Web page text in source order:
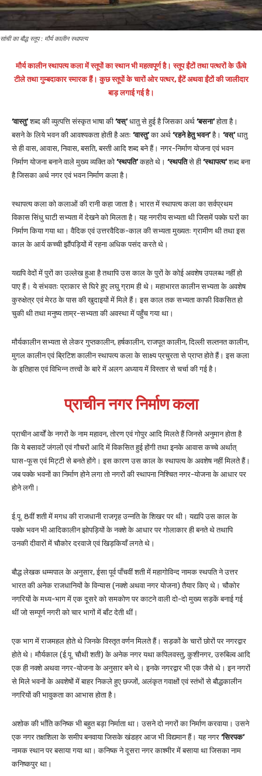
सांची का बौद्ध स्तूप : मौर्य कालीन स्थापत्य
मौर्य कालीन स्थापत्य कला में स्तूपों का स्थान भी महत्वपूर्ण है। स्तूप ईंटों तथा पत्थरों के ऊँचे
टीले तथा गुम्बदाकार स्मारक हैं। कुछ स्तूपों के चारों ओर पत्थर, ईंटें अथवा ईंटों की जालीदार
बाड़ लगाई गई है।
‘वास्तु’शब्द की व्युत्पत्ति संस्कृत भाषा की ‘वस्’धातु से हुई है जिसका अर्थ ‘बसना’होता है।
बसने के लिये भवन की आवश्यकता होती है अतः ‘वास्तु’का अर्थ ‘रहने हेतु भवन’है। ‘वस्’धातु
से ही वास, आवास, निवास, बसति, बस्ती आदि शब्द बने हैं। नगर-निर्माण योजना एवं भवन
निर्माण योजना बनाने वाले मुख्य व्यक्ति को ‘स्थपति’कहते थे। ‘स्थपतिसे ही ‘स्थापत्य’शब्द बना
है जिसका अर्थ नगर एवं भवन निर्माण कला है।
स्थापत्य कला को कलाओं की रानी कहा जाता है। भारत में स्थापत्य कला का सर्वप्रथम
विकास सिंधु घाटी सभ्यता में देखने को मिलता है। यह नगरीय सभ्यता थी जिसमें पक्के घरों का
निर्माण किया गया था। वैदिक एवं उत्तरवैदिक-काल की सभ्यता मुख्यतः ग्रामीण थी तथा इस
काल के आर्य कच्ची झौंपड़ियों में रहना अधिक पसंद करते थे।
यद्यपि वेदों में पुरों का उल्लेख हुआ है तथापि उस काल के पुरों के कोई अवशेष उपलब्ध नहीं हो
पाए हैं। ये संभवतः प्राकार से घिरे हुए लघु ग्राम ही थे। महाभारत कालीन सभ्यता के अवशेष
कुरुक्षेत्र एवं मेरठ के पास की खुदाइयों में मिले हैं। इस काल तक सभ्यता काफी विकसित हो
चुकी थी तथा मनुष्य ताम्र-सभ्यता की अवस्था में पहुँच गया था।
मौर्यकालीन सभ्यता से लेकर गुप्तकालीन, हर्षकालीन, राजपूत कालीन, दिल्ली सल्तनत कालीन,
मुगल कालीन एवं ब्रिटिश कालीन स्थापत्य कला के साक्ष्य प्रचुरता से प्राप्त होते हैं। इस कला
के इतिहास एवं विभिन्न तत्त्वों के बारे में अलग अध्याय में विस्तार से चर्चा की गई है।
प्राचीन नगर निर्माण कला
प्राचीन आर्यों के नगरों के नाम महावन, तोरण एवं गोपुर आदि मिलते हैं जिनसे अनुमान होता है
कि ये बसावटें जंगलों एवं गौचरों आदि में विकसित हुई होंगी तथा इनके आवास कच्चे अर्थात्
घास-फूस एवं मिट्टी से बनते होंगे। इस कारण उस काल के स्थापत्य के अवशेष नहीं मिलते हैं।
जब पक्के भवनों का निर्माण होने लगा तो नगरों की स्थापना निश्चित नगर-योजना के आधार पर
होने लगी।
ई.पू. 8वीं शती में मगध की राजधानी राजगृह उन्नति के शिखर पर थी। यद्यपि उस काल के
पक्के भवन भी आदिकालीन झोपड़ियों के नक्शे के आधार पर गोलाकार ही बनते थे तथापि
उनकी दीवारों में चौकोर दरवाजे एवं खिड़कियाँ लगते थे।
बौद्ध लेखक धम्मपाल के अनुसार, ईसा पूर्व पाँचवीं शती में महागोविन्द नामक स्थपति ने उत्तर
भारत की अनेक राजधानियों के विन्यास (नक्शे अथवा नगर योजना) तैयार किए थे। चौकोर
नगरियों के मध्य-भाग में एक दूसरे को समकोण पर काटने वाली दो-दो मुख्य सड़कें बनाई गई
थीं जो सम्पूर्ण नगरी को चार भागों में बाँट देती थीं।
एक भाग में राजमहल होते थे जिनके विस्तृत वर्णन मिलते हैं। सड़कों के चारों छोरों पर नगरद्वार
होते थे। मौर्यकाल (ई.पू. चौथी शती) के अनेक नगर यथा कपिलवस्तु, कुशीनगर, उरुबिल्व आदि
एक ही नक्शे अथवा नगर-योजना के अनुसार बने थे। इनके नगरद्वार भी एक जैसे थे। इन नगरों
से मिले भवनों के अवशेषों में बाहर निकले हुए छज्जों, अलंकृत गवाक्षों एवं स्तंभों से बौद्धकालीन
नगरियों की भावुकता का आभास होता है।
अशोक की भाँति कनिष्क भी बहुत बड़ा निर्माता था। उसने दो नगरों का निर्माण करवाया। उसने
एक नगर तक्षशिला के समीप बनवाया जिसके खंडहर आज भी विद्यमान हैं। यह नगर ‘सिरपक’
नामक स्थान पर बसाया गया था। कनिष्क ने दूसरा नगर काश्मीर में बसाया था जिसका नाम
कनिष्कपुर था।